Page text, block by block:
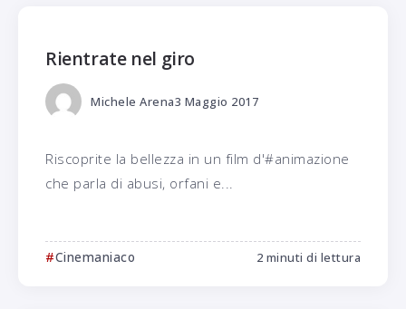
Rientrate nel giro
Michele Arena3 Maggio 2017
Riscoprite la bellezza in un film d'#animazione
che parla di abusi, orfani e...
Cinemaniaco 2 minuti di lettura